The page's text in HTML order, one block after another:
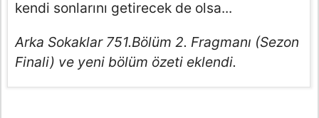
kendi sonlarını getirecek de olsa...
Arka Sokaklar 751.Bölüm 2. Fragmanı (Sezon
Finali) ve yeni bölüm özeti eklendi.